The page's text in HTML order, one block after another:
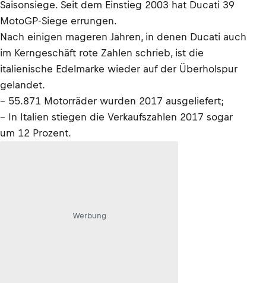
Saisonsiege. Seit dem Einstieg 2003 hat Ducati 39
MotoGP-Siege errungen.
Nach einigen mageren Jahren, in denen Ducati auch
im Kerngeschäft rote Zahlen schrieb, ist die
italienische Edelmarke wieder auf der Überholspur
gelandet.
– 55.871 Motorräder wurden 2017 ausgeliefert;
– In Italien stiegen die Verkaufszahlen 2017 sogar
um 12 Prozent.
Werbung